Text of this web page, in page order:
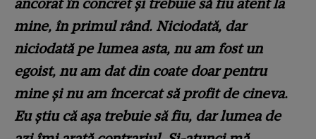
ancorat în concret și trebuie să fiu atent la
mine, în primul rând. Niciodată, dar
niciodată pe lumea asta, nu am fost un
egoist, nu am dat din coate doar pentru
mine și nu am încercat să profit de cineva.
Eu știu că așa trebuie să fiu, dar lumea de